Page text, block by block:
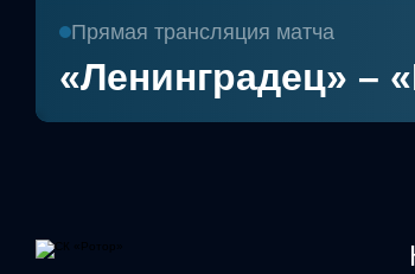
Прямая трансляция матча
«Ленинградец» –